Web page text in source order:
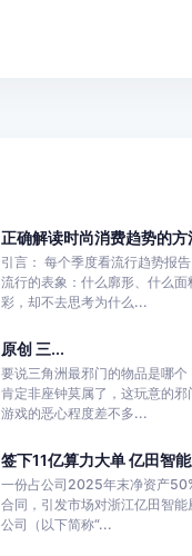
正确解读时尚消费趋势的方
引言： 每个季度看流行趋势报
流行的表象：什么廓形、什么面
彩，却不去思考为什么...
原创 三...
要说三角洲最邪门的物品是哪个
肯定非座钟莫属了，这玩意的邪
游戏的恶心程度差不多...
签下11亿算力大单 亿田智
一份占公司2025年末净资产
合同，引发市场对浙江亿田智能
公司（以下简称“...